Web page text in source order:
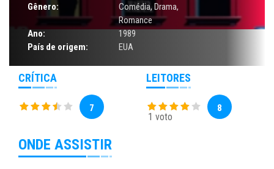
Gênero:
Comédia,Drama,
Romance
Ano:
1989
País de origem:
EUA
CRÍTICA
7
LEITORES
1 voto
8
ONDE ASSISTIR